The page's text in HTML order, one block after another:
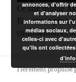
Ce site utilise
En savoir plus
commentaires
Fièrement propulsé
annonces, d'offrir
et d'analyser
informations sur
médias sociaux,
celles-ci avec
qu'ils ont